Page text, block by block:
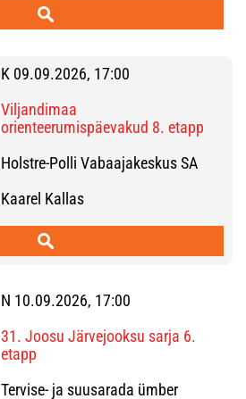
K 09.09.2026, 17:00
Viljandimaa
orienteerumispäevakud 8. etapp
Holstre-Polli Vabaajakeskus SA
Kaarel Kallas
N 10.09.2026, 17:00
31. Joosu Järvejooksu sarja 6.
etapp
Tervise- ja suusarada ümber